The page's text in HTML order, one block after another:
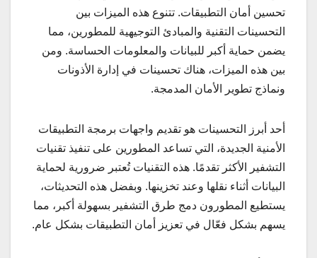
تحسين أمان التطبيقات. تتنوع هذه الميزات بين
التحسينات التقنية والمبادئ التوجيهية للمطورين، مما
يضمن حماية أكبر للبيانات والمعلومات الحساسة. ومن
بين هذه الميزات، هناك تحسينات في إدارة الأذونات
ونماذج تطوير الأمان المدمجة.
أحد أبرز التحسينات هو تقديم واجهات برمجة التطبيقات
الأمنية الجديدة، التي تساعد المطورين على تنفيذ تقنيات
التشفير الأكثر تقدمًا. هذه التقنيات تُعتبر ضرورية لحماية
البيانات أثناء نقلها وعند تخزينها. وبفضل هذه التحديثات،
يستطيع المطورون دمج طرق التشفير بسهولة أكبر، مما
يسهم بشكل فعّال في تعزيز أمان التطبيقات بشكل عام.